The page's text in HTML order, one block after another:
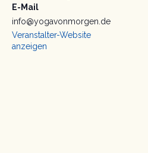
E-Mail
info@yogavonmorgen.de
Veranstalter-Website
anzeigen